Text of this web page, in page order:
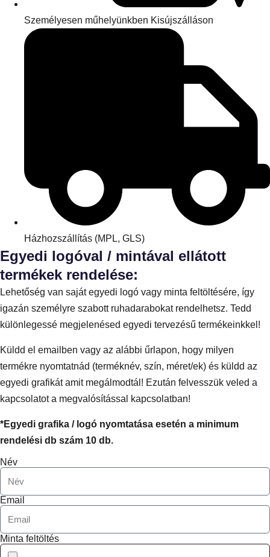
Személyesen műhelyünkben Kisújszálláson
Házhozszállítás (MPL, GLS)
Egyedi logóval / mintával ellátott
termékek rendelése:
Lehetőség van saját egyedi logó vagy minta feltöltésére, így
igazán személyre szabott ruhadarabokat rendelhetsz. Tedd
különlegessé megjelenésed egyedi tervezésű termékeinkkel!
Küldd el emailben vagy az alábbi űrlapon, hogy milyen
termékre nyomtatnád (terméknév, szín, méret/ek) és küldd az
egyedi grafikát amit megálmodtál! Ezután felvesszük veled a
kapcsolatot a megvalósítással kapcsolatban!
*Egyedi grafika / logó nyomtatása esetén a minimum
rendelési db szám 10 db.
Név
Email
Minta feltöltés